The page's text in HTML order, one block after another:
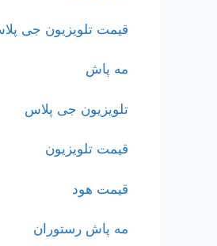
قیمت تلویزیون جی
مه پاش
تلویزیون جی پلاس
قیمت تلویزیون
قیمت هود
مه پاش رستوران